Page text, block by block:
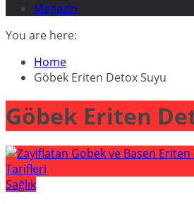
Magazin
You are here:
Home
Göbek Eriten Detox Suyu
Göbek Eriten
Sağlık